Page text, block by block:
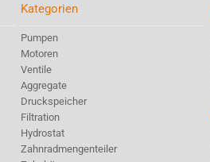
Kategorien
Pumpen
Motoren
Ventile
Aggregate
Druckspeicher
Filtration
Hydrostat
Zahnradmengenteiler